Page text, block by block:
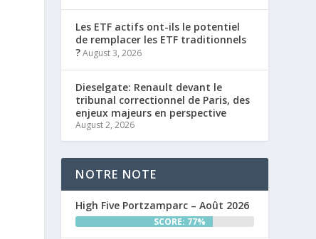
Les ETF actifs ont-ils le potentiel
de remplacer les ETF traditionnels
?August 3, 2026
Dieselgate: Renault devant le
tribunal correctionnel de Paris, des
enjeux majeurs en perspective
August 2, 2026
NOTRE NOTE
High Five Portzamparc – Août 2026
SCORE: 77%